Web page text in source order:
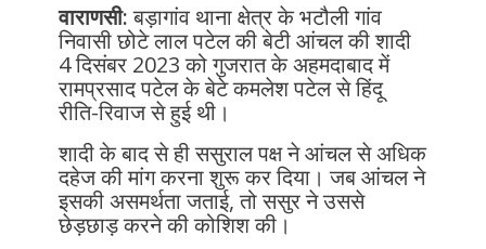
वाराणसी:बड़ागांव थाना क्षेत्र के भटौली गांव
निवासी छोटे लाल पटेल की बेटी आंचल की शादी
4 दिसंबर 2023 को गुजरात के अहमदाबाद में
रामप्रसाद पटेल के बेटे कमलेश पटेल से हिंदू
रीति-रिवाज से हुई थी।
शादी के बाद से ही ससुराल पक्ष ने आंचल से अधिक
दहेज की मांग करना शुरू कर दिया। जब आंचल ने
इसकी असमर्थता जताई, तो ससुर ने उससे
छेड़छाड़ करने की कोशिश की।